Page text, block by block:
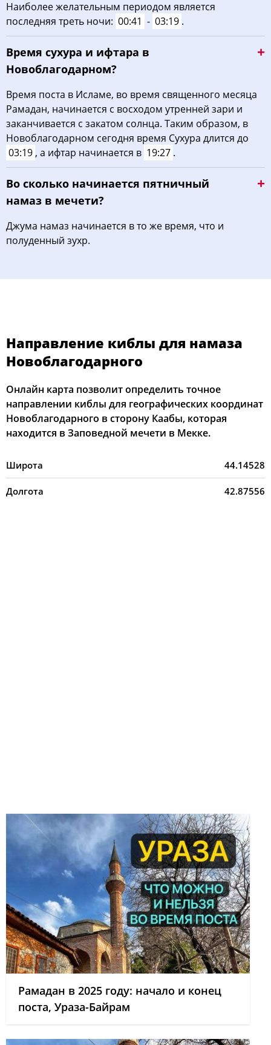
03:59 05:30 12:09 15:52 18:47
Наиболее желательным периодом является
последняя треть ночи: 00:41 - 03:19 .
Время сухура и ифтара в
Новоблагодарном?
Время поста в Исламе, во время священного месяца
Рамадан, начинается с восходом утренней зари и
заканчивается с закатом солнца. Таким образом, в
Новоблагодарном сегодня время Сухура длится до
03:19 , а ифтар начинается в 19:27 .
Во сколько начинается пятничный
намаз в мечети?
Джума намаз начинается в то же время, что и
полуденный зухр.
Направление киблы для намаза
Новоблагодарного
Онлайн карта позволит определить точное
направлении киблы для географических координат
Новоблагодарного в сторону Каабы, которая
находится в Заповедной мечети в Мекке.
Широта 44.14528
Долгота 42.87556
Рамадан в 2025 году: начало и конец
поста, Ураза-Байрам